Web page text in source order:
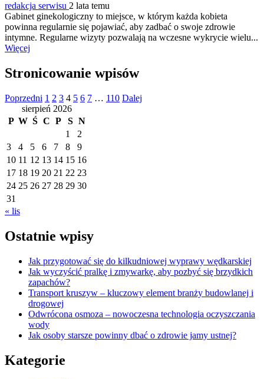
redakcja serwisu 2 lata temu
Gabinet ginekologiczny to miejsce, w którym każda kobieta
powinna regularnie się pojawiać, aby zadbać o swoje zdrowie
intymne. Regularne wizyty pozwalają na wczesne wykrycie wielu...
Więcej
Stronicowanie wpisów
Poprzedni 1 2 3 4 5 6 7 … 110 Dalej
sierpień 2026
P W Ś C P S N
1
2
3
4 5 6 7 8
9
10 11 12 13 14 15 16
17 18 19 20 21 22 23
24 25 26 27 28 29 30
31
« lis
Ostatnie wpisy
Jak przygotować się do kilkudniowej wyprawy wędkarskiej
Jak wyczyścić pralkę i zmywarkę, aby pozbyć się brzydkich
zapachów?
Transport kruszyw – kluczowy element branży budowlanej i
drogowej
Odwrócona osmoza – nowoczesna technologia oczyszczania
wody
Jak osoby starsze powinny dbać o zdrowie jamy ustnej?
Kategorie